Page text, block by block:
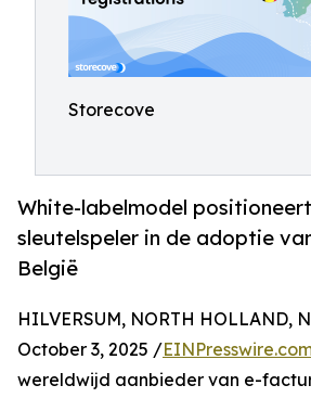
Storecove
White-labelmodel
sleutelspeler in de adoptie
België
HILVERSUM, NORTH HOLLAND,
October 3, 2025 /
wereldwijd aanbieder van e-